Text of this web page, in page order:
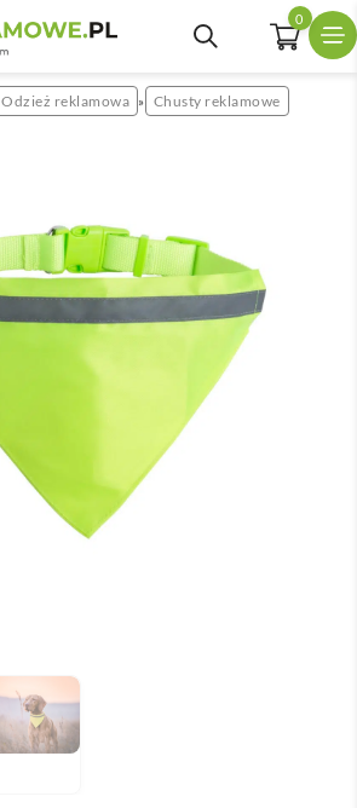
0
Odzież reklamowa » Chusty reklamowe